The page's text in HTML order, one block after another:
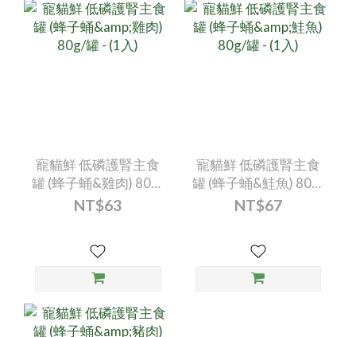
寵貓鮮 低磷護腎主食
罐 (蜂子蛹&雞肉) 80g/
罐 - (1入)
NT$63
寵貓鮮 低磷護腎主食
罐 (蜂子蛹&鮭魚) 80g/
罐 - (1入)
NT$67